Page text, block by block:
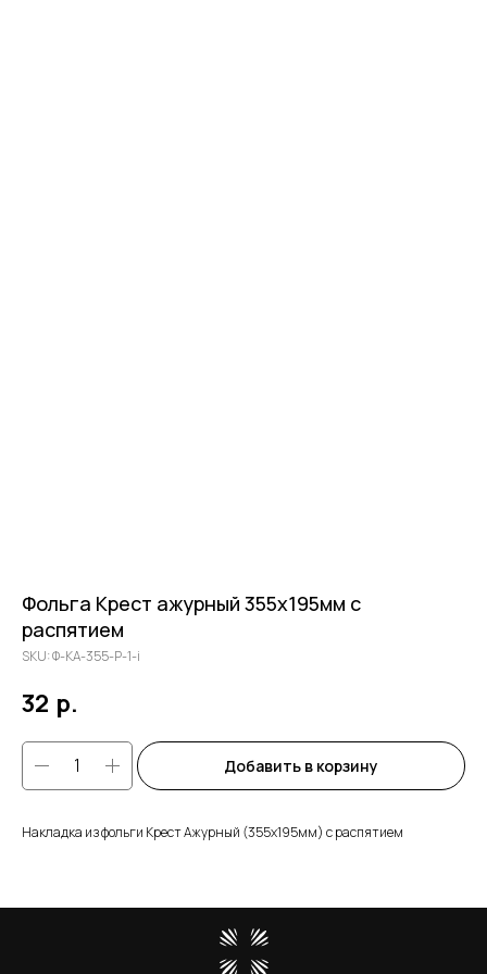
Фольга Крест ажурный 355х195мм с
распятием
SKU:Ф-КА-355-Р-1-i
32 р.
Добавить в корзину
Накладка из фольги Крест Ажурный (355х195мм) с распятием